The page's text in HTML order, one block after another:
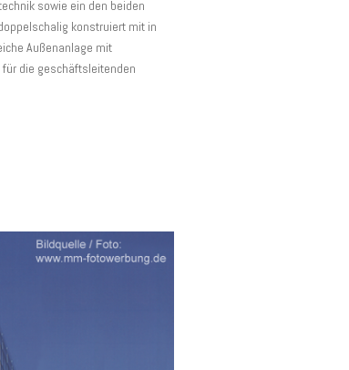
sowie ein den beiden
konstruiert mit in
Außenanlage mit
die geschäftsleitenden